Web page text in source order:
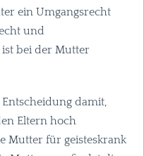
ein Umgangsrecht
und
bei der Mutter
damit,
Eltern hoch
Mutter für geisteskrank